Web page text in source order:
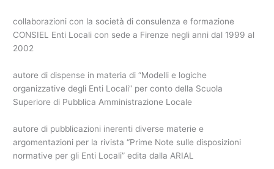
collaborazioni con la società di consulenza e formazione
CONSIEL Enti Locali con sede a Firenze negli anni dal 1999 al
2002
autore di dispense in materia di “Modelli e logiche
organizzative degli Enti Locali” per conto della Scuola
Superiore di Pubblica Amministrazione Locale
autore di pubblicazioni inerenti diverse materie e
argomentazioni per la rivista “Prime Note sulle disposizioni
normative per gli Enti Locali” edita dalla ARIAL